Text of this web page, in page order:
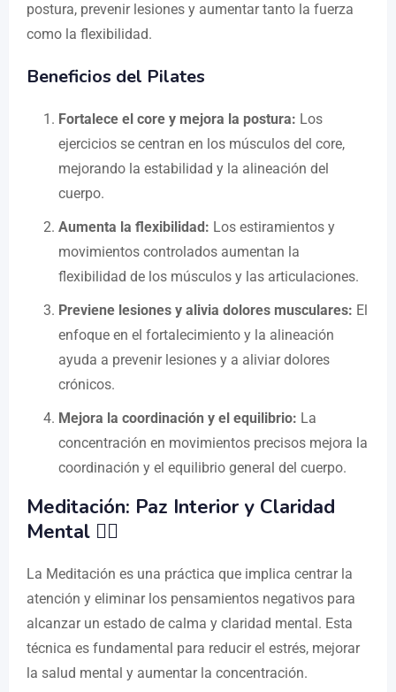
postura, prevenir lesiones y aumentar tanto la fuerza
como la flexibilidad.
Beneficios del Pilates
Fortalece el core y mejora la postura: Los
ejercicios se centran en los músculos del core,
mejorando la estabilidad y la alineación del
cuerpo.
Aumenta la flexibilidad: Los estiramientos y
movimientos controlados aumentan la
flexibilidad de los músculos y las articulaciones.
Previene lesiones y alivia dolores musculares: El
enfoque en el fortalecimiento y la alineación
ayuda a prevenir lesiones y a aliviar dolores
crónicos.
Mejora la coordinación y el equilibrio: La
concentración en movimientos precisos mejora la
coordinación y el equilibrio general del cuerpo.
Meditación: Paz Interior y Claridad
Mental 🧘‍♂️
La Meditación es una práctica que implica centrar la
atención y eliminar los pensamientos negativos para
alcanzar un estado de calma y claridad mental. Esta
técnica es fundamental para reducir el estrés, mejorar
la salud mental y aumentar la concentración.